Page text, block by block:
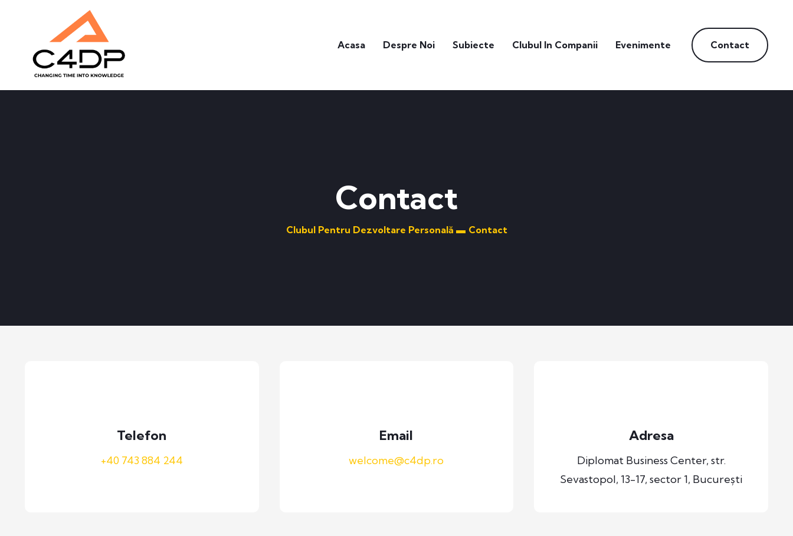
Acasa Despre Noi Subiecte Clubul In Companii Evenimente Contact
Contact
Clubul Pentru Dezvoltare Personală ▬ Contact
Telefon
+40 743 884 244
Email
welcome@c4dp.ro
Adresa
Diplomat Business Center, str.
Sevastopol, 13-17, sector 1, București